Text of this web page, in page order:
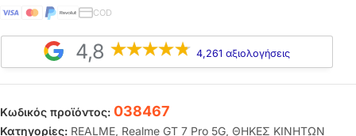
COD
4,8 4,261 αξιολογήσεις
Κωδικός προϊόντος: 038467
Κατηγορίες: REALME, Realme GT 7 Pro 5G, ΘΗΚΕΣ ΚΙΝΗΤΩΝ